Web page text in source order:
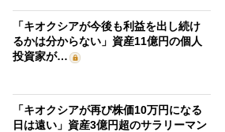
「キオクシアが今後も利益を出し続け
るかは分からない」資産11億円の個人
投資家が…
「キオクシアが再び株価10万円になる
日は遠い」資産3億円超のサラリーマン